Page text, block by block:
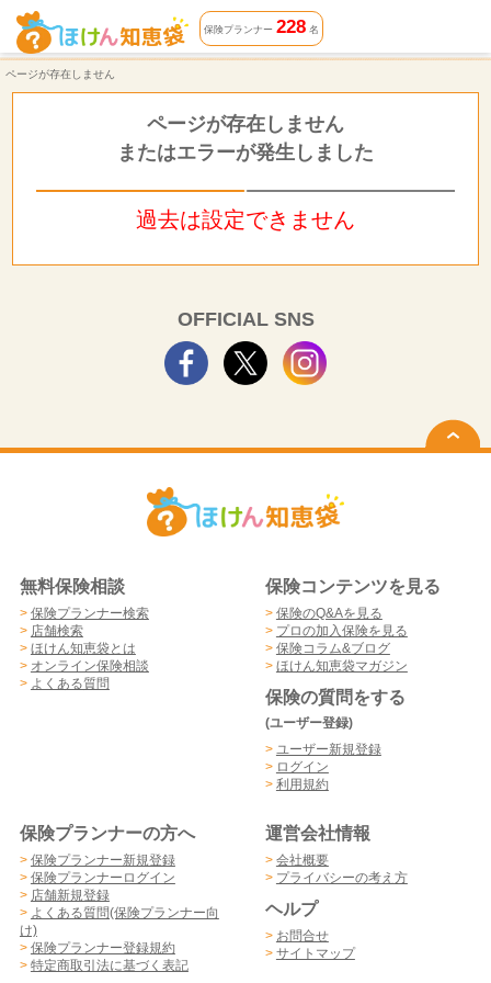
ページが存在しません | ほけん知恵袋
保険プランナー 228名
ページが存在しません
ページが存在しません
またはエラーが発生しました
過去は設定できません
OFFICIAL SNS
無料保険相談
> 保険プランナー検索
> 店舗検索
> ほけん知恵袋とは
> オンライン保険相談
> よくある質問
保険コンテンツを見る
> 保険のQ&Aを見る
> プロの加入保険を見る
> 保険コラム&ブログ
> ほけん知恵袋マガジン
保険の質問をする
(ユーザー登録)
> ユーザー新規登録
> ログイン
> 利用規約
保険プランナーの方へ
> 保険プランナー新規登録
> 保険プランナーログイン
> 店舗新規登録
> よくある質問(保険プランナー向
け)
> 保険プランナー登録規約
> 特定商取引法に基づく表記
運営会社情報
> 会社概要
> プライバシーの考え方
ヘルプ
> お問合せ
> サイトマップ